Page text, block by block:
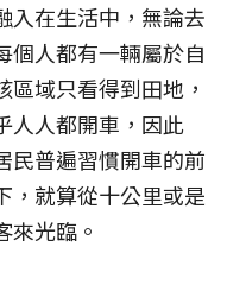
入在生活中，無論去
個人都有一輛屬於自
域只看得到田地，
人人都開車，因此
民普遍習慣開車的前
，就算從十公里或是
來光臨。